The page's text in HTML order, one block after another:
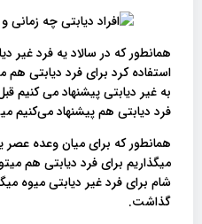
همانطور که در سالاد یه فرد غیر
استفاده کرد برای فرد دیابتی هم
به غیر دیابتی پیشنهاد می کنیم
فرد دیابتی هم پیشنهاد می‌کنیم
همانطور که برای میان وعده عصر
میگذاریم برای فرد دیابتی هم
شام برای فرد غیر دیابتی میوه
گذاشت.